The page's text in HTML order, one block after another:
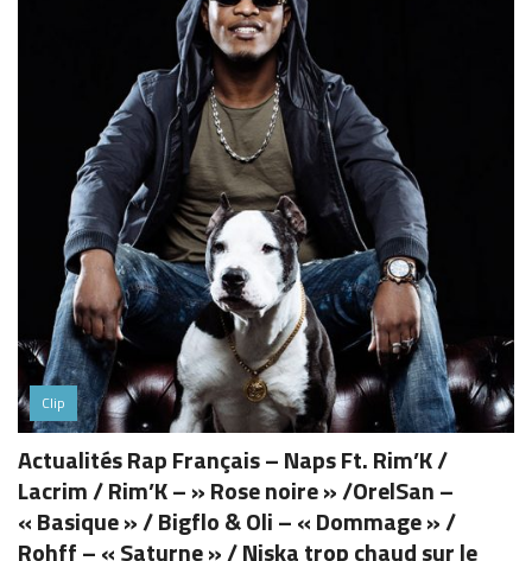
Clip
Actualités Rap Français – Naps Ft. Rim’K /
Lacrim / Rim’K – » Rose noire » /OrelSan –
« Basique » / Bigflo & Oli – « Dommage » /
Rohff – « Saturne » / Niska trop chaud sur le